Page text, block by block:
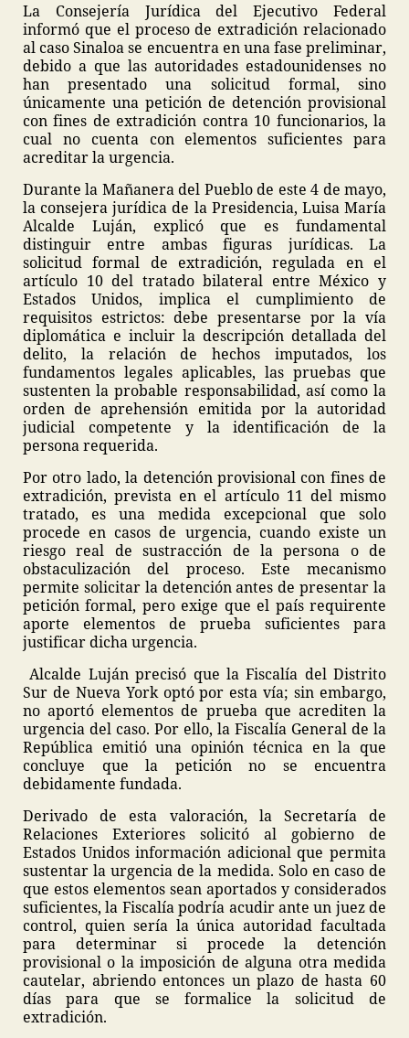
La Consejería Jurídica del Ejecutivo Federal
informó que el proceso de extradición relacionado
al caso Sinaloa se encuentra en una fase preliminar,
debido a que las autoridades estadounidenses no
han presentado una solicitud formal, sino
únicamente una petición de detención provisional
con fines de extradición contra 10 funcionarios, la
cual no cuenta con elementos suficientes para
acreditar la urgencia.
Durante la Mañanera del Pueblo de este 4 de mayo,
la consejera jurídica de la Presidencia, Luisa María
Alcalde Luján, explicó que es fundamental
distinguir entre ambas figuras jurídicas. La
solicitud formal de extradición, regulada en el
artículo 10 del tratado bilateral entre México y
Estados Unidos, implica el cumplimiento de
requisitos estrictos: debe presentarse por la vía
diplomática e incluir la descripción detallada del
delito, la relación de hechos imputados, los
fundamentos legales aplicables, las pruebas que
sustenten la probable responsabilidad, así como la
orden de aprehensión emitida por la autoridad
judicial competente y la identificación de la
persona requerida.
Por otro lado, la detención provisional con fines de
extradición, prevista en el artículo 11 del mismo
tratado, es una medida excepcional que solo
procede en casos de urgencia, cuando existe un
riesgo real de sustracción de la persona o de
obstaculización del proceso. Este mecanismo
permite solicitar la detención antes de presentar la
petición formal, pero exige que el país requirente
aporte elementos de prueba suficientes para
justificar dicha urgencia.
Alcalde Luján precisó que la Fiscalía del Distrito
Sur de Nueva York optó por esta vía; sin embargo,
no aportó elementos de prueba que acrediten la
urgencia del caso. Por ello, la Fiscalía General de la
República emitió una opinión técnica en la que
concluye que la petición no se encuentra
debidamente fundada.
Derivado de esta valoración, la Secretaría de
Relaciones Exteriores solicitó al gobierno de
Estados Unidos información adicional que permita
sustentar la urgencia de la medida. Solo en caso de
que estos elementos sean aportados y considerados
suficientes, la Fiscalía podría acudir ante un juez de
control, quien sería la única autoridad facultada
para determinar si procede la detención
provisional o la imposición de alguna otra medida
cautelar, abriendo entonces un plazo de hasta 60
días para que se formalice la solicitud de
extradición.